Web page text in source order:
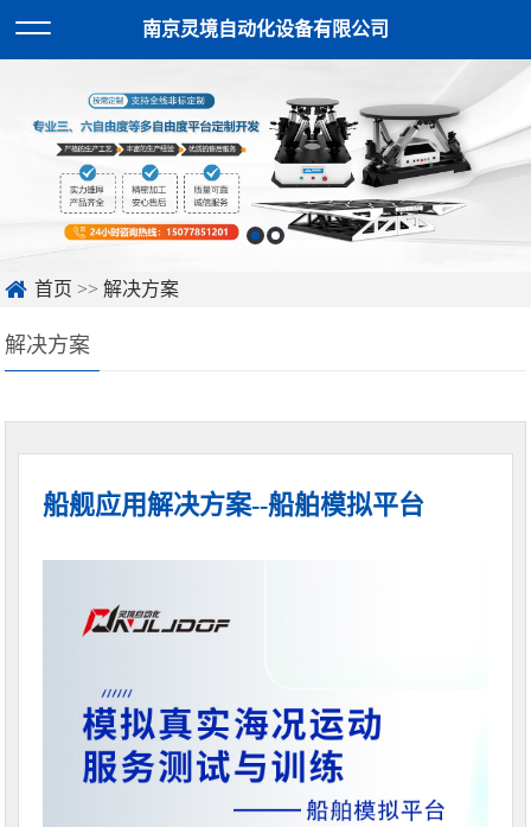
南京灵境自动化设备有限公司
首页 >>解决方案
解决方案
船舰应用解决方案--船舶模拟平台